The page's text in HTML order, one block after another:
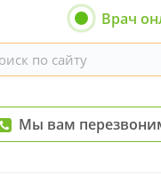
Врач
Мы вам